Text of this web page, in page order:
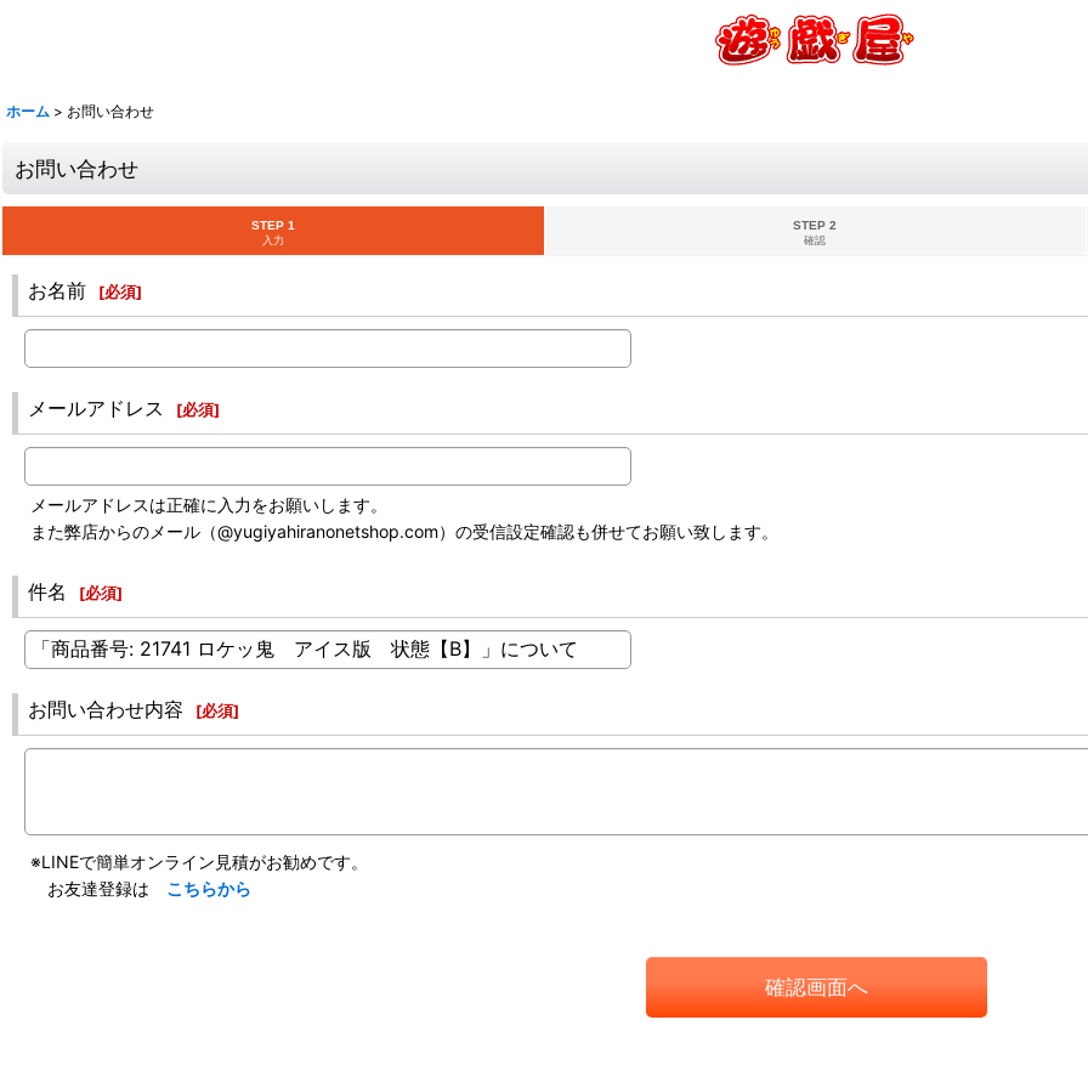
ホーム > お問い合わせ
お問い合わせ
STEP 1
入力
STEP 2
確認
お名前 [必須]
メールアドレス [必須]
メールアドレスは正確に入力をお願いします。
また弊店からのメール（@yugiyahiranonetshop.com）の受信設定確認も併せてお願い致します。
件名 [必須]
お問い合わせ内容 [必須]
※LINEで簡単オンライン見積がお勧めです。
お友達登録は こちらから
確認画面へ